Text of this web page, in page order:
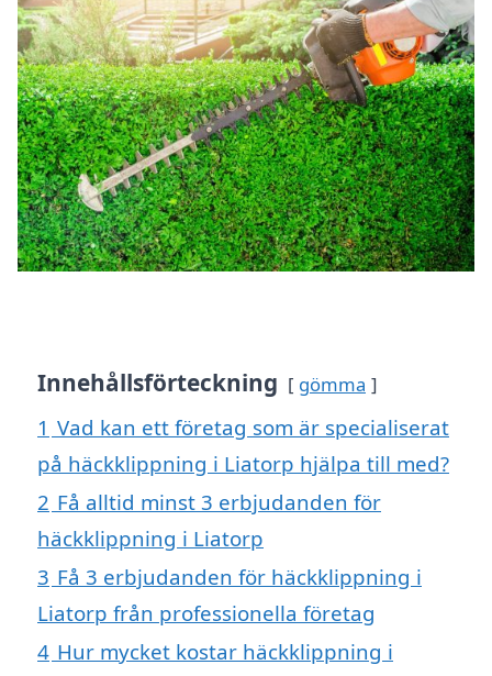
Innehållsförteckning gömma
1 Vad kan ett företag som är specialiserat
på häckklippning i Liatorp hjälpa till med?
2 Få alltid minst 3 erbjudanden för
häckklippning i Liatorp
3 Få 3 erbjudanden för häckklippning i
Liatorp från professionella företag
4 Hur mycket kostar häckklippning i